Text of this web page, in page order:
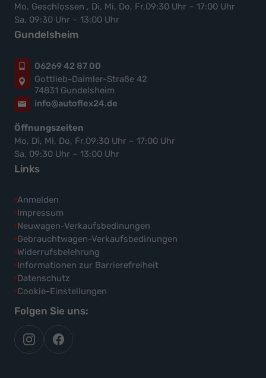
Mo. Geschlossen , Di, Mi, Do, Fr,09:30 Uhr – 17:00 Uhr
Sa, 09:30 Uhr – 13:00 Uhr
Gundelsheim
06269 42 87 00
Gottlieb-Daimler-Straße 42
74831 Gundelsheim
info@autoflex24.de
Öffnungszeiten
Mo, Di, Mi, Do, Fr,09:30 Uhr – 17:00 Uhr
Sa, 09:30 Uhr – 13:00 Uhr
Links
Anmelden
Impressum
Neuwagen-Verkaufsbedinungen
Gebrauchtwagen-Verkaufsbedinungen
Widerrufsbelehrung
Informationen zur Barrierefreiheit
Datenschutz
Cookie-Einstellungen
Folgen Sie uns:
autoflex
auf
autoflex24
auf